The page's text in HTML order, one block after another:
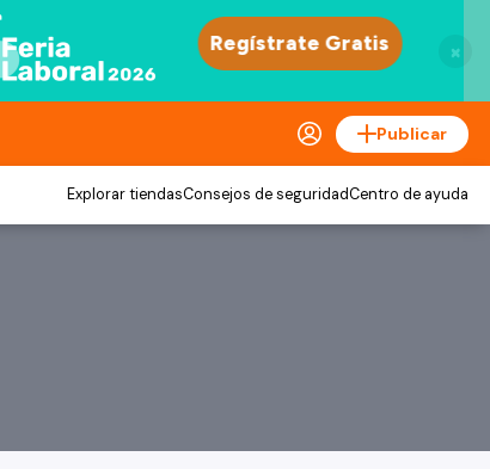
×
Publicar
Explorar tiendasConsejos de seguridadCentro de ayuda